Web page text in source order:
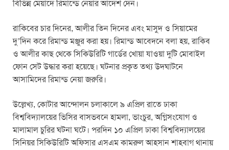
বিভিন্ন মেয়াদে রিমান্ডে নেয়ার আদেশ দেন।
রাকিবের চার দিনের, আলীর তিন দিনের এবং মাসুদ ও সিয়ামের
দু’দিন করে রিমান্ড মঞ্জুর করা হয়। রিমান্ড আবেদনে বলা হয়, রাকিব
ও আলীর কাছ থেকে সিকিউরিটি গার্ডের খোয়া যাওয়া দুটি মোবাইল
ফোন সেট উদ্ধার করা হয়েছে। ঘটনার প্রকৃত তথ্য উদ্ঘাটনে
আসামিদের রিমান্ড নেয়া জরুরি।
উল্লেখ্য, কোটার আন্দোলন চলাকালে ৯ এপ্রিল রাতে ঢাকা
বিশ্ববিদ্যালয়ের ভিসির বাসভবনে হামলা, ভাংচুর, অগ্নিসংযোগ ও
মালামাল চুরির ঘটনা ঘটে। পরদিন ১০ এপ্রিল ঢাকা বিশ্ববিদ্যালয়ের
সিনিয়র সিকিউরিটি অফিসার এসএম কামরুল আহসান শাহবাগ থানায়